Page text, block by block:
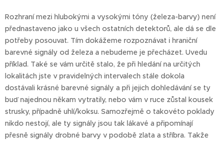
Rozhraní mezi hlubokými a vysokými tóny (železa-barvy) není
přednastaveno jako u všech ostatních detektorů, ale dá se dle
potřeby posouvat. Tím dokážeme rozpoznávat i hraniční
barevné signály od železa a nebudeme je přecházet. Uvedu
příklad. Také se vám určitě stalo, že při hledání na určitých
lokalitách jste v pravidelných intervalech stále dokola
dostávali krásné barevné signály a při jejich dohledávání se ty
buď najednou někam vytratily, nebo vám v ruce zůstal kousek
strusky, případně uhlí/koksu. Samozřejmě o takovéto poklady
nikdo nestojí, ale ty signály jsou tak lákavé a připomínají
přesně signály drobné barvy v podobě zlata a stříbra. Takže